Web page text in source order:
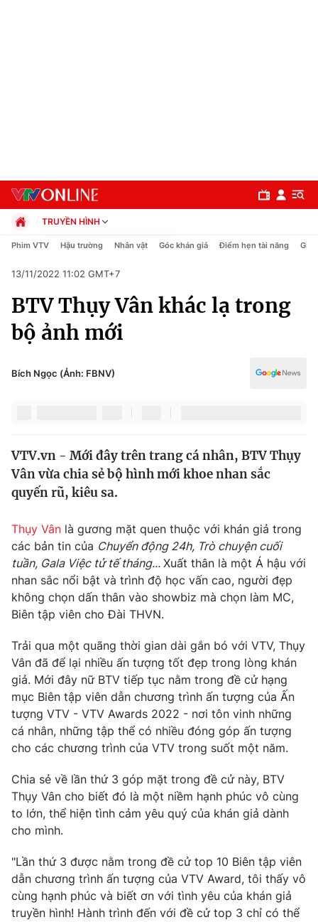
Chuyên mục
Chính trị
Thế giới
Thế giới đó đây
Câu chuyện quốc tế
Kinh tế
Tài chính
Thị trường
Góc doanh nghiệp
Dữ liệu và đời sống
Truyền hình
Phim VTV
Hậu trường
Nhân vật
Khán giả
Giải sao mai
Giải trí
Điện ảnh
Âm nhạc
Sao
Đời sống
Du lịch
Làm đẹp
Chất lượng cuộc sống
Giáo dục
Học trực tuyến
Công nghệ
Hitech Công nghệ tương lai
Sản phẩm
Thị trường
Tư vấn
Giao lưu trực tuyến
Lịch phát sóng
Chuyên mục khác
TRUYỀN HÌNH
Chính trị
Pháp luật
Kinh tế
Thể thao
Truyền hình
Y tế
Phim VTV Hậu trường Nhân vật Góc khán giả Điểm hẹn tài năng Giải
13/11/2022 11:02 GMT+7
BTV Thụy Vân khác lạ trong
bộ ảnh mới
Bích Ngọc (Ảnh: FBNV)
VTV.vn - Mới đây trên trang cá nhân, BTV Thụy
Vân vừa chia sẻ bộ hình mới khoe nhan sắc
quyến rũ, kiêu sa.
Thụy Vân là gương mặt quen thuộc với khán giả trong
các bản tin của Chuyển động 24h, Trò chuyện cuối
tuần, Gala Việc tử tế tháng... Xuất thân là một Á hậu với
nhan sắc nổi bật và trình độ học vấn cao, người đẹp
không chọn dấn thân vào showbiz mà chọn làm MC,
Biên tập viên cho Đài THVN.
Trải qua một quãng thời gian dài gắn bó với VTV, Thụy
Vân đã để lại nhiều ấn tượng tốt đẹp trong lòng khán
giả. Mới đây nữ BTV tiếp tục nằm trong đề cử hạng
mục Biên tập viên dẫn chương trình ấn tượng của Ấn
tượng VTV - VTV Awards 2022 - nơi tôn vinh những
cá nhân, những tập thể có nhiều đóng góp ấn tượng
cho các chương trình của VTV trong suốt một năm.
Chia sẻ về lần thứ 3 góp mặt trong đề cử này, BTV
Thụy Vân cho biết đó là một niềm hạnh phúc vô cùng
to lớn, thể hiện tình cảm yêu quý của khán giả dành
cho mình.
"Lần thứ 3 được nằm trong đề cử top 10 Biên tập viên
dẫn chương trình ấn tượng của VTV Award, tôi thấy vô
cùng hạnh phúc và biết ơn với tình yêu của khán giả
truyền hình! Hành trình đến với đề cử top 3 chỉ có thể